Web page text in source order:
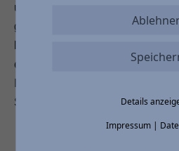
und genießen Sie einen
großen Gewinnspiel und
eine bleibende Erinnerung aus
Sonderkonditionen
Details
Impressum|